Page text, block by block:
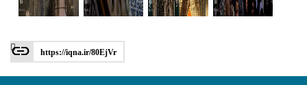
https://iqna.ir/80EjVr